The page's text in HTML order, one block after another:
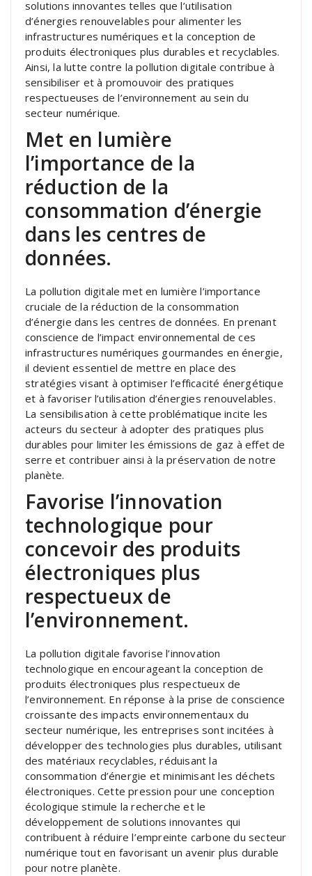
solutions innovantes telles que l’utilisation
d’énergies renouvelables pour alimenter les
infrastructures numériques et la conception de
produits électroniques plus durables et recyclables.
Ainsi, la lutte contre la pollution digitale contribue à
sensibiliser et à promouvoir des pratiques
respectueuses de l’environnement au sein du
secteur numérique.
Met en lumière
l’importance de la
réduction de la
consommation d’énergie
dans les centres de
données.
La pollution digitale met en lumière l’importance
cruciale de la réduction de la consommation
d’énergie dans les centres de données. En prenant
conscience de l’impact environnemental de ces
infrastructures numériques gourmandes en énergie,
il devient essentiel de mettre en place des
stratégies visant à optimiser l’efficacité énergétique
et à favoriser l’utilisation d’énergies renouvelables.
La sensibilisation à cette problématique incite les
acteurs du secteur à adopter des pratiques plus
durables pour limiter les émissions de gaz à effet de
serre et contribuer ainsi à la préservation de notre
planète.
Favorise l’innovation
technologique pour
concevoir des produits
électroniques plus
respectueux de
l’environnement.
La pollution digitale favorise l’innovation
technologique en encourageant la conception de
produits électroniques plus respectueux de
l’environnement. En réponse à la prise de conscience
croissante des impacts environnementaux du
secteur numérique, les entreprises sont incitées à
développer des technologies plus durables, utilisant
des matériaux recyclables, réduisant la
consommation d’énergie et minimisant les déchets
électroniques. Cette pression pour une conception
écologique stimule la recherche et le
développement de solutions innovantes qui
contribuent à réduire l’empreinte carbone du secteur
numérique tout en favorisant un avenir plus durable
pour notre planète.